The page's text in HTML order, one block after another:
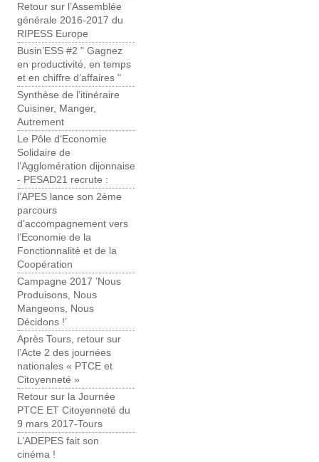
Retour sur l’Assemblée
générale 2016-2017 du
RIPESS Europe
Busin’ESS #2 " Gagnez
en productivité, en temps
et en chiffre d’affaires "
Synthèse de l’itinéraire
Cuisiner, Manger,
Autrement
Le Pôle d’Economie
Solidaire de
l’Agglomération dijonnaise
- PESAD21 recrute :
l’APES lance son 2ème
parcours
d’accompagnement vers
l’Economie de la
Fonctionnalité et de la
Coopération
Campagne 2017 ’Nous
Produisons, Nous
Mangeons, Nous
Décidons !’
Après Tours, retour sur
l’Acte 2 des journées
nationales « PTCE et
Citoyenneté »
Retour sur la Journée
PTCE ET Citoyenneté du
9 mars 2017-Tours
L’ADEPES fait son
cinéma !